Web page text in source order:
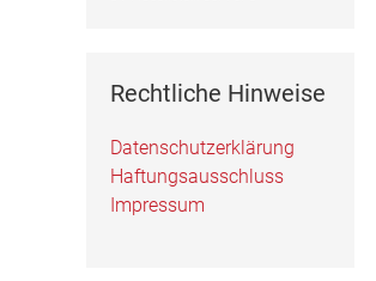
Rechtliche Hinweise
Datenschutzerklärung
Haftungsausschluss
Impressum